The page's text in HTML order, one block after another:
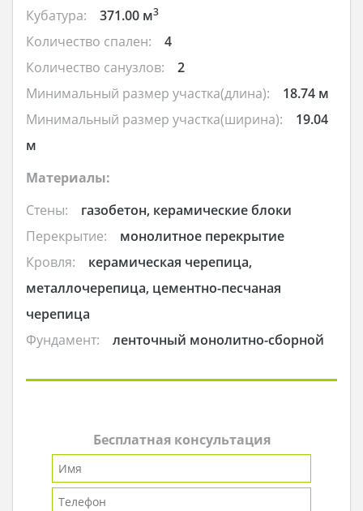
Кубатура: 371.00 м3
Количество спален:
4
Количество санузлов:
2
Минимальный размер участка(длина):
18.74 м
Минимальный размер участка(ширина):
19.04
м
Материалы:
Стены:
газобетон, керамические блоки
Перекрытие:
монолитное перекрытие
Кровля:
керамическая черепица,
металлочерепица, цементно-песчаная
черепица
Фундамент:
ленточный монолитно-сборной
Бесплатная консультация